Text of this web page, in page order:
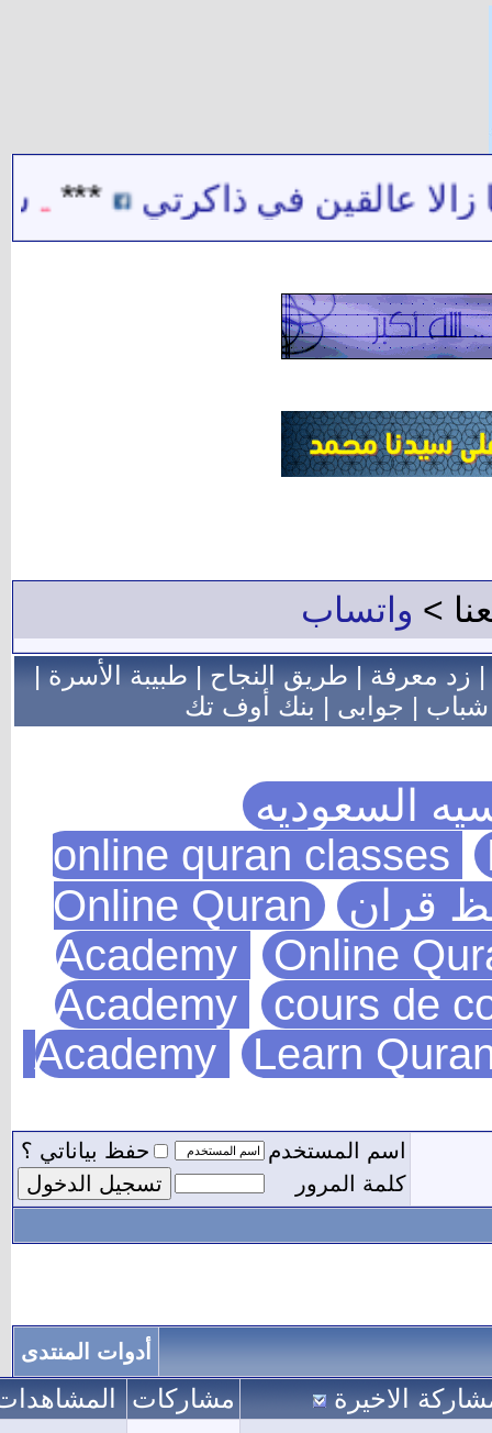
في ذاكرتي *** شيخ
>واتساب
زد معرفة|طريق النجاح|طبيبة الأسرة|
| جوابى| بنك أوف تك
السعوديه
قران
Online Quran
Academy Online
Academy cours de
Academy Learn
اسم المستخدم
حفظ بياناتي ؟
كلمة المرور
أدوات المنتدى
الاخيرة مشاركات المشاهدات